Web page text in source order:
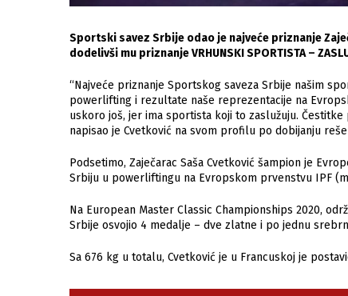
Sportski savez Srbije odao je najveće priznanje
dodelivši mu priznanje VRHUNSKI SPORTISTA –
“Najveće priznanje Sportskog saveza Srbije našim
powerlifting i rezultate naše reprezentacije na
uskoro još, jer ima sportista koji to zaslužuju.
napisao je Cvetković na svom profilu po dobijanju
Podsetimo, Zaječarac Saša Cvetković šampion je
Srbiju u powerliftingu na Evropskom prvenstvu IPF
Na European Master Classic Championships 2020,
Srbije osvojio 4 medalje – dve zlatne i po jednu
Sa 676 kg u totalu, Cvetković je u Francuskoj je